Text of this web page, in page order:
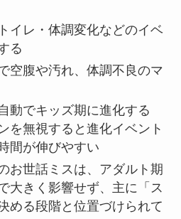
イレ・体調変化などのイベ
る
空腹や汚れ、体調不良のマ
動でキッズ期に進化する
を無視すると進化イベント
間が伸びやすい
お世話ミスは、アダルト期
大きく影響せず、主に「ス
める段階と位置づけられて